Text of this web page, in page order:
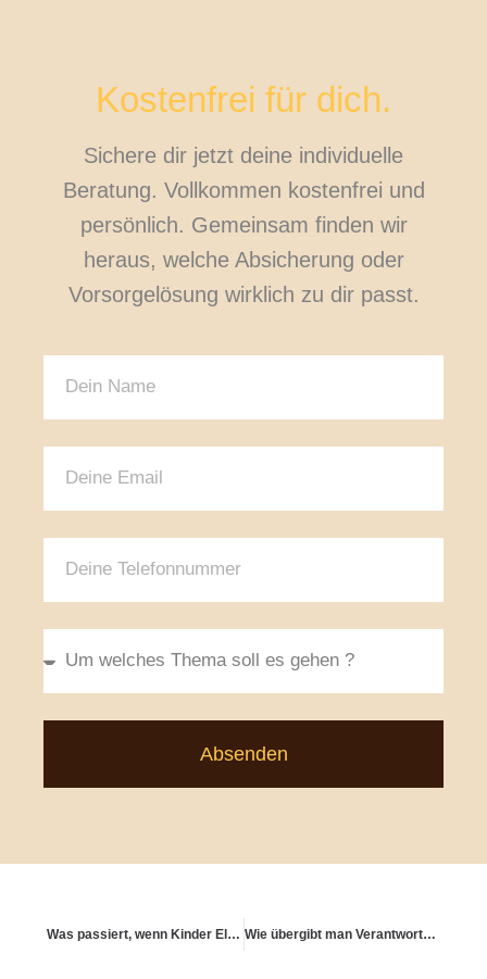
Kostenfrei für dich.
Sichere dir jetzt deine individuelle
Beratung. Vollkommen kostenfrei und
persönlich. Gemeinsam finden wir
heraus, welche Absicherung oder
Vorsorgelösung wirklich zu dir passt.
Absenden
Was passiert, wenn Kinder Eltern pflegen müssen – und wer haftet? Wie übergibt man Verantwortung ohne Kontrollverlust?